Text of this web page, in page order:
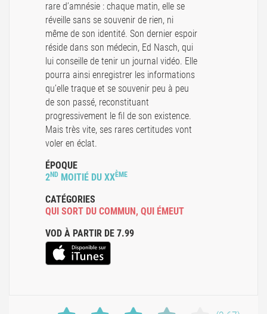
rare d’amnésie : chaque matin, elle se
réveille sans se souvenir de rien, ni
même de son identité. Son dernier espoir
réside dans son médecin, Ed Nasch, qui
lui conseille de tenir un journal vidéo. Elle
pourra ainsi enregistrer les informations
qu’elle traque et se souvenir peu à peu
de son passé, reconstituant
progressivement le fil de son existence.
Mais très vite, ses rares certitudes vont
voler en éclat.
ÉPOQUE
2ND MOITIÉ DU XXÈME
CATÉGORIES
QUI SORT DU COMMUN , QUI ÉMEUT
VOD À PARTIR DE 7.99